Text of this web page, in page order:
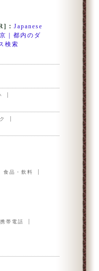
： Japanese
｜都内のダ
検索
食品・飲料
帯電話